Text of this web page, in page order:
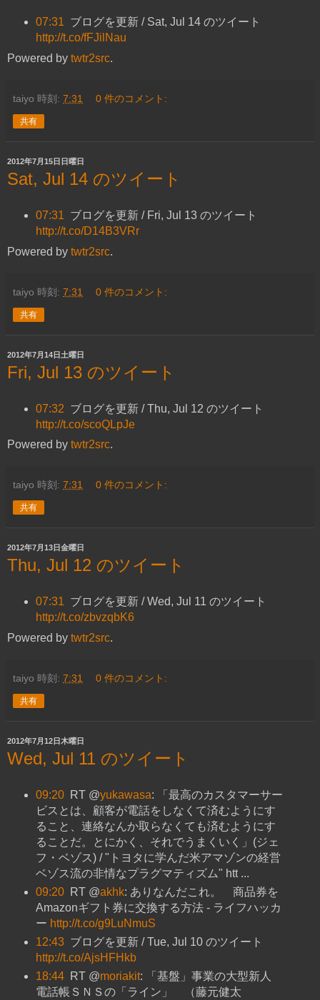
07:31 ブログを更新 / Sat, Jul 14 のツイート
http://t.co/fFJilNau
Powered by twtr2src.
taiyo 時刻: 7:31 0 件のコメント:
共有
2012年7月15日日曜日
Sat, Jul 14 のツイート
07:31 ブログを更新 / Fri, Jul 13 のツイート
http://t.co/D14B3VRr
Powered by twtr2src.
taiyo 時刻: 7:31 0 件のコメント:
共有
2012年7月14日土曜日
Fri, Jul 13 のツイート
07:32 ブログを更新 / Thu, Jul 12 のツイート
http://t.co/scoQLpJe
Powered by twtr2src.
taiyo 時刻: 7:31 0 件のコメント:
共有
2012年7月13日金曜日
Thu, Jul 12 のツイート
07:31 ブログを更新 / Wed, Jul 11 のツイート
http://t.co/zbvzqbK6
Powered by twtr2src.
taiyo 時刻: 7:31 0 件のコメント:
共有
2012年7月12日木曜日
Wed, Jul 11 のツイート
09:20 RT @yukawasa: 「最高のカスタマーサー
ビスとは、顧客が電話をしなくて済むようにす
ること、連絡なんか取らなくても済むようにす
ることだ。とにかく、それでうまくいく」(ジェ
フ・ベゾス) / "トヨタに学んだ米アマゾンの経営
ベゾス流の非情なプラグマティズム" htt ...
09:20
RT @akhk: ありなんだこれ。 商品券を
Amazonギフト券に交換する方法 - ライフハッカ
ー http://t.co/g9LuNmuS
12:43 ブログを更新 / Tue, Jul 10 のツイート
http://t.co/AjsHFHkb
18:44
RT @moriakit: 「基盤」事業の大型新人
電話帳ＳＮＳの「ライン」 （藤元健太